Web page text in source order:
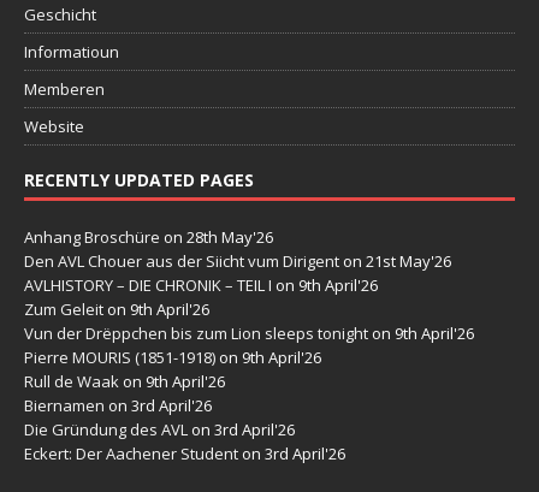
Geschicht
Informatioun
Memberen
Website
RECENTLY UPDATED PAGES
Anhang Broschüre on 28th May'26
Den AVL Chouer aus der Siicht vum Dirigent on 21st May'26
AVLHISTORY – DIE CHRONIK – TEIL I on 9th April'26
Zum Geleit on 9th April'26
Vun der Drëppchen bis zum Lion sleeps tonight on 9th April'26
Pierre MOURIS (1851-1918) on 9th April'26
Rull de Waak on 9th April'26
Biernamen on 3rd April'26
Die Gründung des AVL on 3rd April'26
Eckert: Der Aachener Student on 3rd April'26